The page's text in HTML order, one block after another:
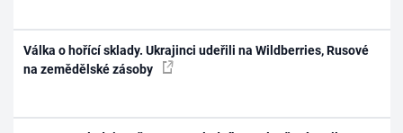
Válka o hořící sklady. Ukrajinci udeřili na Wildberries, Rusové
na zemědělské zásoby